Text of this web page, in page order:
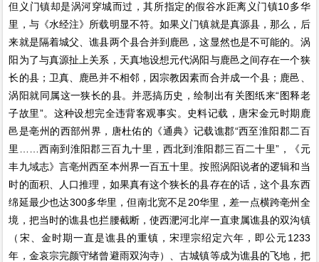
但义门镇却是涡河穿城而过，其所指定的假谷水距离义门镇10多华
里，与《水经注》所载明显不符。如果义门镇就是真源县，那么，后
来就是隔着城父、谯县两个县合并到鹿邑，这显然也是不可能的。涡
阳为了与真源扯上关系，天真地设想元代涡阳与鹿邑之间存在一个狭
长的县；卫真、鹿邑并不相邻，因宗教因素而合并成一个县；鹿邑、
涡阳就同属这一狭长的县。并恶搞历史，绘制出有关图纸来“图释老
子故里”。这种设想完全违背客观事实。史料记载，唐宋金元时期鹿
邑是亳州的西部州界，唐杜佑的《通典》记载谯郡“西至淮阳郡二百
里……西南到淮阳郡三百九十里，西北到淮阳郡三百二十里”，《元
丰九域志》言亳州西至本州界一百五十里。按照涡阳说者的逻辑和当
时的面积、人口推理，如果真有这个狭长的县存在的话，这个县东西
绵延最少也达300多华里，但南北宽不足20华里，差一点横跨亳州全
境，把当时的谯县也拦腰截断，使西淝河北岸一直隶属谯县的双沟镇
（宋、金时期一直是谯县的重镇，宋理宗绍定六年，即公元1233
年，金哀宗完颜守绪曾避雨双沟寺）、古城镇等成为谯县的飞地，把